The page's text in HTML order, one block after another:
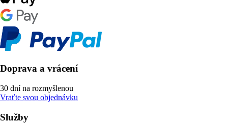
Doprava a vrácení
30 dní na rozmyšlenou
Vraťte svou objednávku
Služby